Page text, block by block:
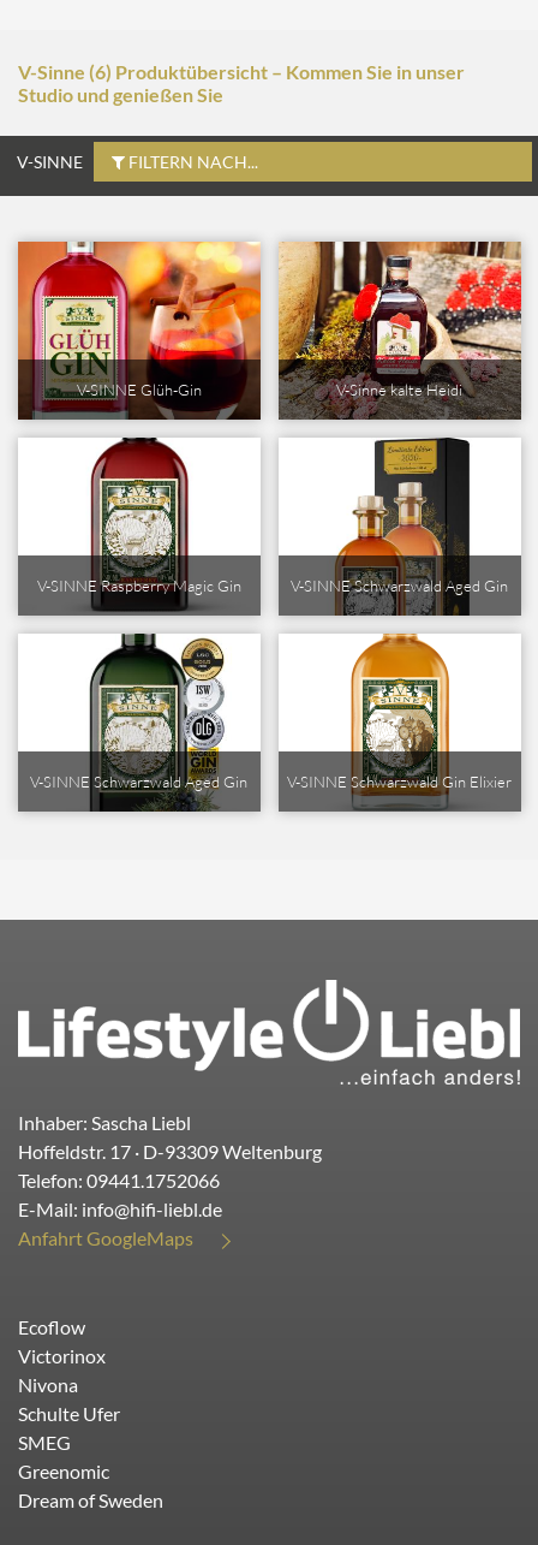
V-Sinne (6) Produktübersicht – Kommen Sie in unser
Studio und genießen Sie
V-SINNE FILTERN NACH...
V-SINNE Glüh-Gin V-Sinne kalte Heidi
V-SINNE Raspberry Magic Gin V-SINNE Schwarzwald Aged Gin
V-SINNE Schwarzwald Aged Gin V-SINNE Schwarzwald Gin Elixier
Inhaber: Sascha Liebl
Hoffeldstr. 17 · D-93309Weltenburg
Telefon: 09441.1752066
E-Mail: info@hifi-liebl.de
Anfahrt GoogleMaps
Ecoflow
Victorinox
Nivona
Schulte Ufer
SMEG
Greenomic
Dream of Sweden